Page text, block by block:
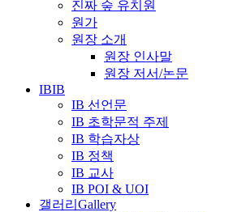
진짜 숲 유치원
원가
원장 소개
원장 인사말
원장 저서/논문
IBIB
IB 선언문
IB 초학문적 주제
IB 학습자상
IB 정책
IB 교사
IB POI & UOI
갤러리 Gallery